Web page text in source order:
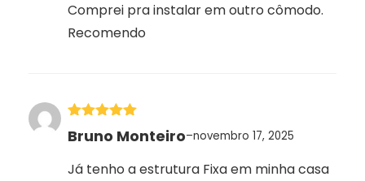
Comprei pra instalar em outro cômodo.
Recomendo
Avaliação 5
de 5
Bruno Monteiro–novembro 17, 2025
Já tenho a estrutura Fixa em minha casa